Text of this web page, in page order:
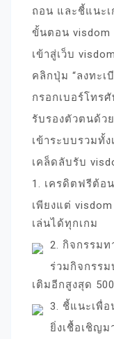
ถอน และชี้แนะ
ขั้นตอน visdom
เข้าสู่เว็บ visdom
คลิกปุ่ม “ลงทะเ
กรอกเบอร์โทร
รับรองตัวตนด้ว
เข้าระบบรวมทั้
เคล็ดลับรับ
1. เครดิตฟรีต้อ
เพียงแต่
เล่นได้ทุกเกม
2. กิจกรรม
ร่วมกิจกรร
เติมอีกสูงสุด
3. ชี้แนะเพื่
ยิ่งเชื้อเชิญ